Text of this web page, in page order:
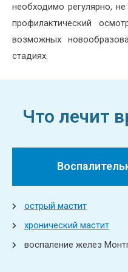
необходимо регулярно,
профилактический
возможных
стадиях.
Что лечит
острый мастит
хронический мастит
воспаление желез